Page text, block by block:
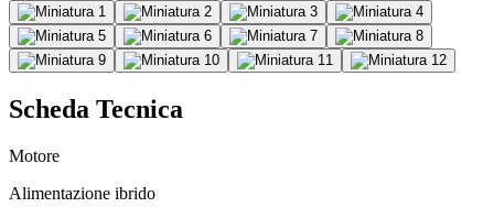
Scheda Tecnica
Motore
Alimentazione ibrido